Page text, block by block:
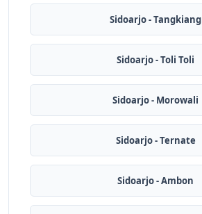
Sidoarjo - Tangkiang
Sidoarjo - Toli Toli
Sidoarjo - Morowali
Sidoarjo - Ternate
Sidoarjo - Ambon